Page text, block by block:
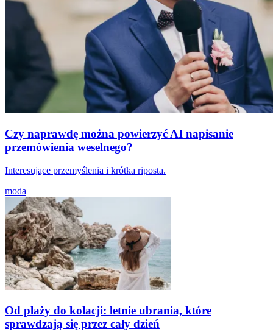
Czy naprawdę można powierzyć AI napisanie
przemówienia weselnego?
Interesujące przemyślenia i krótka riposta.
moda
Od plaży do kolacji: letnie ubrania, które
sprawdzają się przez cały dzień